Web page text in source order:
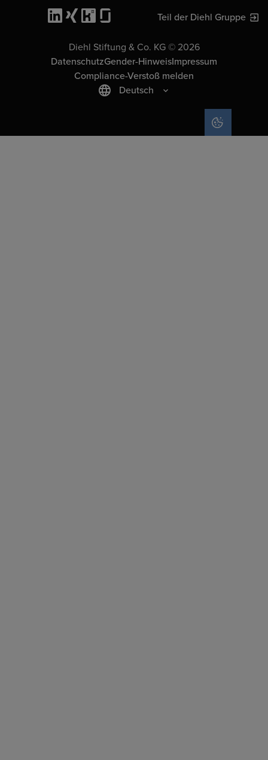
Teil der Diehl Gruppe
Diehl Stiftung & Co. KG © 2026
DatenschutzGender-HinweisImpressum
Compliance-Verstoß melden
Deutsch
COOKIE-